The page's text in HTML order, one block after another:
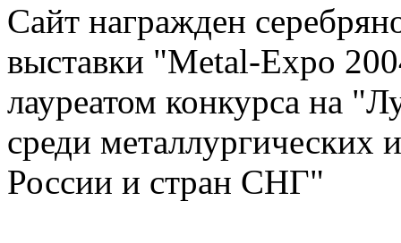
Сайт награжден
выставки "Metal-Expo
лауреатом конкурса на
среди металлургических
России и стран СНГ"